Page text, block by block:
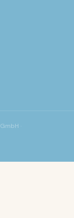
·